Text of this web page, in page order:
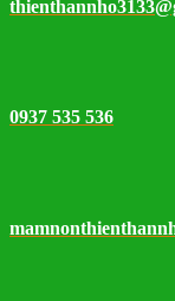
0937 535 536